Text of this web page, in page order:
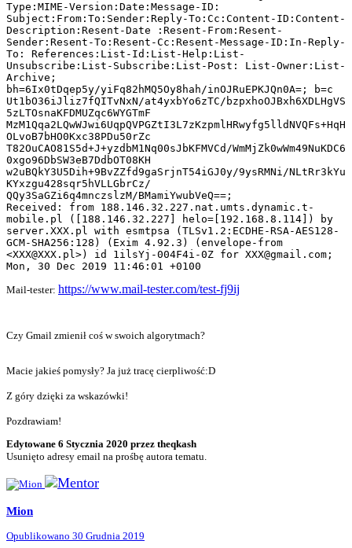
Type:MIME-Version:Date:Message-ID:
Subject:From:To:Sender:Reply-To:Cc:Content-ID:Content-
Description:Resent-Date :Resent-From:Resent-
Sender:Resent-To:Resent-Cc:Resent-Message-ID:In-Reply-
To: References:List-Id:List-Help:List-
Unsubscribe:List-Subscribe:List-Post: List-Owner:List-
Archive;
bh=6Ix0tDqep5y/yiFq82hMQ5Oy8hah/inOJRuEPKJQn0A=; b=c
Ut1bO36iJliz7fQITvNxN/at4yxbYo6zTC/bzpxhoOJBxh6XDLHgVS
5zLTOsnaKFDMUZqc6WYGTmF
MzM1Qqa2LQwWJwi6UqpQVPGZtI3L7zKzpmlHRwyfg5lldNVQFs+HqH
OLvoB7bHO0Kxc38PDu50rZc
T82OuCAO81S5d+J+yzdbM1Nq00sJbKFMVCd/WmMjZk0wWm49NuKDC6
0xgo96DbSW3eB7DdbOT08KH
w2uBQkY3U5Dih+9BvZZfd9gaSrjnT54iGJ0y/9ysRMNi/NLtRr3kYu
KYxzgu428sqr5hVLLGbrCz/
QQy3SaGZi6q4mnczslzM/BMamiYwubVeQ==;
Received: from 188.146.32.227.nat.umts.dynamic.t-
mobile.pl ([188.146.32.227] helo=[192.168.8.114]) by
server.XXX.pl with esmtpsa (TLSv1.2:ECDHE-RSA-AES128-
<XXX@XXX . pl>) id 1ilsYj-004F4i-0Z for XXX@gmail.com ;
Mon, 30 Dec 2019 11:46:01 +0100
Mail-tester: https://www.mail-tester.com/test-fj9ij
Czy Gmail zmienił coś w swoich algorytmach?
Macie jakieś pomysły? Ja już tracę cierpliwość:D
Z góry dzięki za wskazówki!
Pozdrawiam!
Edytowane 6 Stycznia 2020 przez theqkash
Usunięto adresy email na prośbę autora tematu.
Mion
Opublikowano 30 Grudnia 2019